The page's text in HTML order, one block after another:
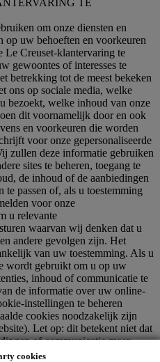
cookies
om onze diensten en
op uw behoeften en voorkeuren
Le Creuset-klantervaring te
gewoontes of interesses te
betrekking tot de meest bekeken
ons op sociale media, welke
bezoekt, welke inhoud van onze
dit voornamelijk door en ook
en voorkeuren die worden
voor onze gepersonaliseerde
zullen deze informatie gebruiken
sites te beheren, toegang te
de inhoud of de aanbiedingen
te passen of, als u toestemming
voor onze
u relevante
waarvan wij denken dat u
andere gevolgen zijn. Het
van uw toestemming. Als u
wordt gebruikt om u op uw
inhoud of communicatie te
de informatie over uw online-
instellingen te beheren
cookies noodzakelijk zijn
Let op: dit betekent niet dat
of communicatie meer
aanbiedingen of